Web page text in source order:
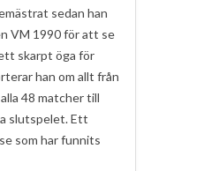
sedan han
VM 1990 för att se
skarpt öga för
han om allt från
48 matcher till
slutspelet. Ett
som har funnits